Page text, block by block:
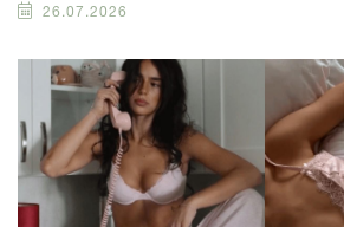
26.07.2026